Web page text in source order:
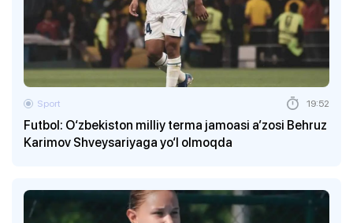
Futbol: O‘zbekiston milliy terma jamoasi a’zosi Behruz
Karimov Shveysariyaga yo‘l olmoqda
Sport 19:52